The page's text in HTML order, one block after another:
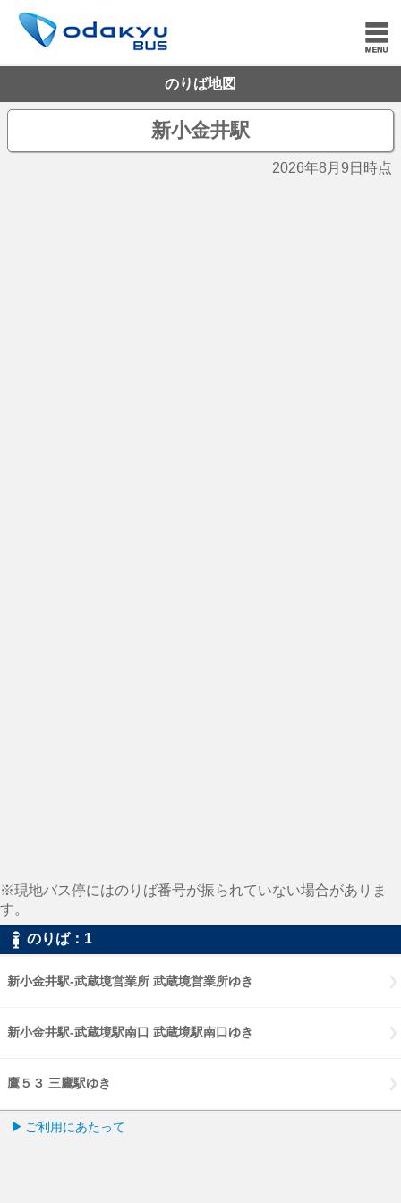
のりば地図
新小金井駅
2026年8月9日時点
※現地バス停にはのりば番号が振られていない場合がありま
す。
のりば：1
新小金井駅-武蔵境営業所 武蔵境営業所ゆき
新小金井駅-武蔵境駅南口 武蔵境駅南口ゆき
鷹５３ 三鷹駅ゆき
ご利用にあたって